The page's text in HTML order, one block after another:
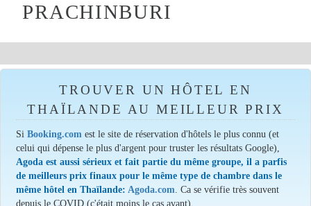
PRACHINBURI
TROUVER UN HÔTEL EN
THAÏLANDE AU MEILLEUR PRIX
SiBooking.com est le site de réservation d'hôtels le plus connu (et
celui qui dépense le plus d'argent pour truster les résultats Google),
Agoda est aussi sérieux et fait partie du même groupe, il a parfis
de meilleurs prix finaux pour le même type de chambre dans le
même hôtel en Thaïlande:Agoda.com. Ca se vérifie très souvent
depuis le COVID (c'était moins le cas avant).